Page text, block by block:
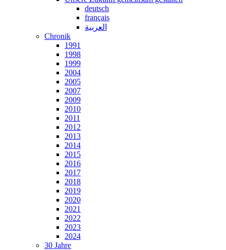
deutsch
français
العربية
Chronik
1991
1998
1999
2004
2005
2007
2009
2010
2011
2012
2013
2014
2015
2016
2017
2018
2019
2020
2021
2022
2023
2024
30 Jahre